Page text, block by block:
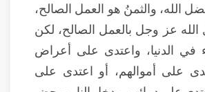
الله، والثمنُ هو العمل الصالح،
عز وجل بالعمل الصالح، لكن
في الدنيا، واعتدى على أعراض
على أموالهم، أو اعتدى على